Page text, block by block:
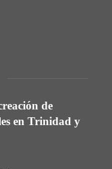
de
en Trinidad y